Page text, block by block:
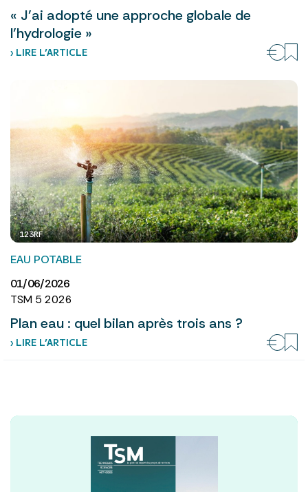
« J’ai adopté une approche globale de
l’hydrologie »
› LIRE L’ARTICLE
123RF
EAU POTABLE
01/06/2026
TSM 5 2026
Plan eau : quel bilan après trois ans ?
› LIRE L’ARTICLE